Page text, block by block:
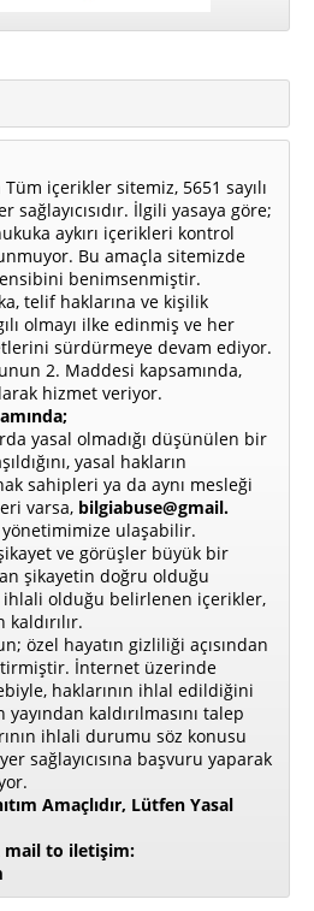
Tüm içerikler sitemiz, 5651 sayılı
İlgili yasaya göre;
aykırı içerikleri kontrol
Bu amaçla sitemizde
benimsenmiştir.
telif haklarına ve kişilik
olmayı ilke edinmiş ve her
sürdürmeye devam ediyor.
2. Maddesi kapsamında,
hizmet veriyor.
yasal olmadığı düşünülen bir
yasal hakların
sahipleri ya da aynı mesleği
varsa, bilgiabuse@gmail.
ulaşabilir.
ve görüşler büyük bir
şikayetin doğru olduğu
ihlali olduğu belirlenen içerikler,
özel hayatın gizliliği açısından
İnternet üzerinde
haklarının ihlal edildiğini
kaldırılmasını talep
ihlali durumu söz konusu
sağlayıcısına başvuru yaparak
Amaçlıdır, Lütfen Yasal
mail to iletişim: